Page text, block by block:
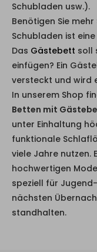
Schubladen usw.).
Benötigen Sie
Schubladen ist
Das Gästebett soll
einfügen? Ein
versteckt und wird
In unserem Shop
Betten mit
unter Einhaltung
funktionale
viele Jahre nutzen.
hochwertigen
speziell für
nächsten
standhalten.